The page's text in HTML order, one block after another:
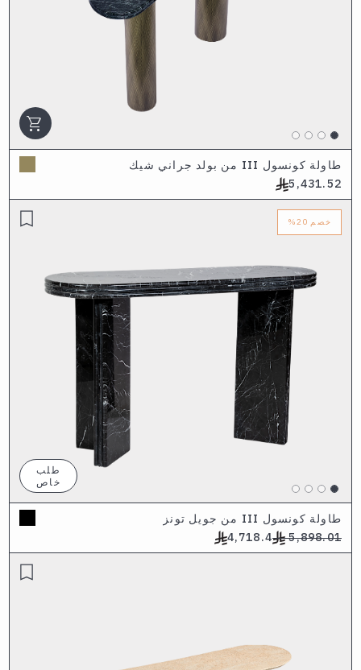
shopping_cart
طاولة كونسول III من بولد جراني شيك
5,431.52
خصم 20%
طلب
خاص
طاولة كونسول III من جويل تونز
5,898.01
4,718.4